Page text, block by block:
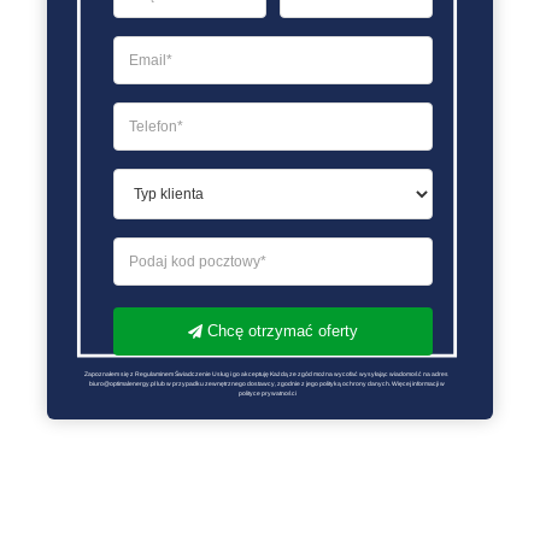
Chcę otrzymać oferty
Zapoznałem się z Regulaminem Świadczenie Usług i go akceptuję Każdą ze zgód można wycofać wysyłając wiadomość na adres
biuro@optimalenergy.pl lub w przypadku zewnętrznego dostawcy, zgodnie z jego polityką ochrony danych. Więcej informacji w
polityce prywatności